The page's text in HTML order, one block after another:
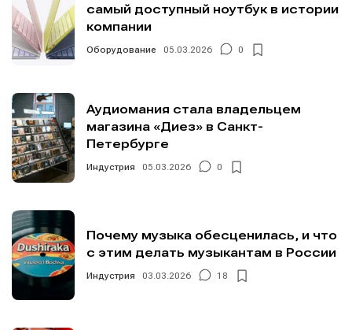
самый доступный ноутбук в истории
компании
Оборудование 05.03.2026 0
Аудиомания стала владельцем
магазина «Диез» в Санкт-
Петербурге
Индустрия 05.03.2026 0
Почему музыка обесценилась, и что
с этим делать музыкантам в России
Индустрия 03.03.2026 18